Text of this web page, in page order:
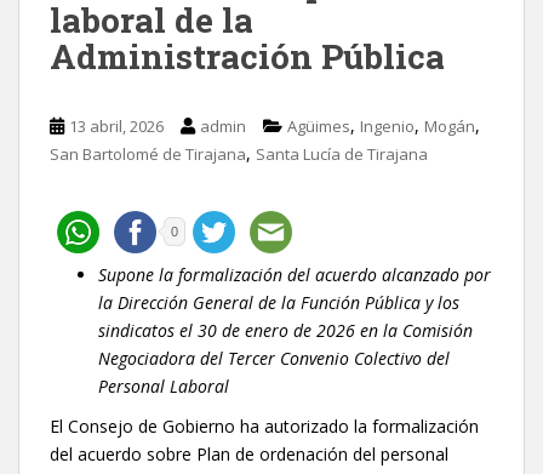
laboral de la
Administración Pública
13 abril, 2026 admin Agüimes, Ingenio, Mogán,
San Bartolomé de Tirajana, Santa Lucía de Tirajana
0
Supone la formalización del acuerdo alcanzado por
la Dirección General de la Función Pública y los
sindicatos el 30 de enero de 2026 en la Comisión
Negociadora del Tercer Convenio Colectivo del
Personal Laboral
El Consejo de Gobierno ha autorizado la formalización
del acuerdo sobre Plan de ordenación del personal